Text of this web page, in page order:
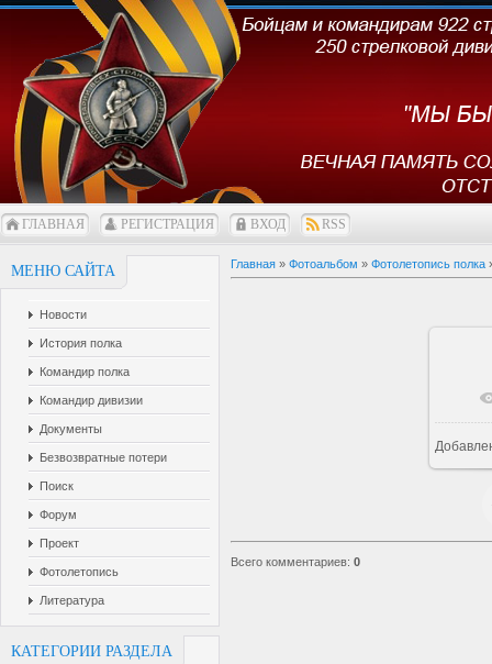
ГЛАВНАЯ РЕГИСТРАЦИЯ ВХОД RSS
МЕНЮ САЙТА
Новости
История полка
Командир полка
Командир дивизии
Документы
Безвозвратные потери
Поиск
Форум
Проект
Фотолетопись
Литература
КАТЕГОРИИ РАЗДЕЛА
Главная » Фотоальбом » Фотолетопись полка
Всего комментариев: 0